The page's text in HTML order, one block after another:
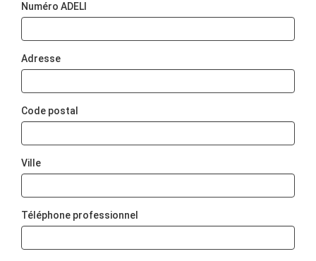
Numéro ADELI
Adresse
Code postal
Ville
Téléphone professionnel